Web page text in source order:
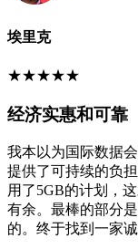
埃里克
★★★★★
经济实惠和可靠
我本以为国际数据
提供了可持续的负
用了5GB的计划，
有余。最棒的部分
的。终于找到一家